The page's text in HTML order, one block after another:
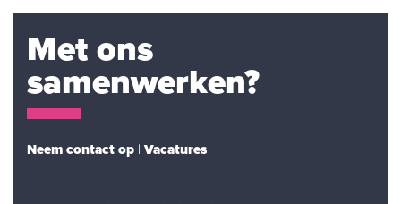
Met ons
samenwerken?
Neem contact op |Vacatures